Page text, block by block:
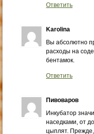
Ответить
Karolina
Вы абсолютно
расходы на
бентамок.
Ответить
Пивоваров
Инкубатор
наседками, от
цыплят.